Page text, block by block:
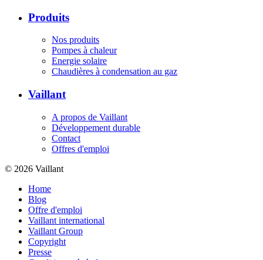
Produits
Nos produits
Pompes à chaleur
Energie solaire
Chaudières à condensation au gaz
Vaillant
A propos de Vaillant
Développement durable
Contact
Offres d'emploi
© 2026 Vaillant
Home
Blog
Offre d'emploi
Vaillant international
Vaillant Group
Copyright
Presse